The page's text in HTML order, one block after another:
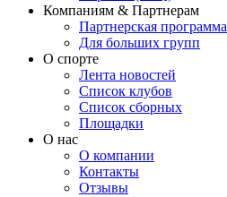
Компаниям & Партнерам
Партнерская программа
Для больших групп
О спорте
Лента новостей
Список клубов
Список сборных
Площадки
О нас
О компании
Контакты
Отзывы